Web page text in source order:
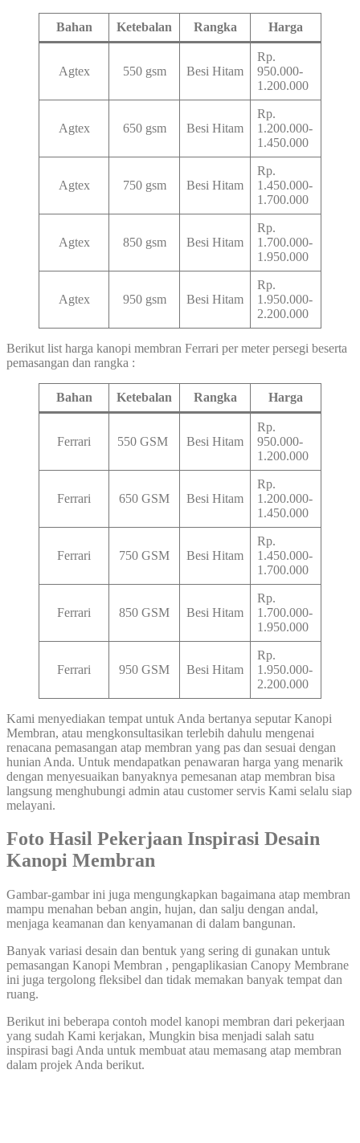
Bahan Ketebalan Rangka Harga
Agtex 550 gsm Besi Hitam
Rp.
950.000-
1.200.000
Agtex 650 gsm Besi Hitam
Rp.
1.200.000-
1.450.000
Agtex 750 gsm Besi Hitam
Rp.
1.450.000-
1.700.000
Agtex 850 gsm Besi Hitam
Rp.
1.700.000-
1.950.000
Agtex 950 gsm Besi Hitam
Rp.
1.950.000-
2.200.000
Berikut list harga kanopi membran Ferrari per meter persegi beserta
pemasangan dan rangka :
Bahan Ketebalan Rangka Harga
Ferrari 550 GSM Besi Hitam
Rp.
950.000-
1.200.000
Ferrari 650 GSM Besi Hitam
Rp.
1.200.000-
1.450.000
Ferrari 750 GSM Besi Hitam
Rp.
1.450.000-
1.700.000
Ferrari 850 GSM Besi Hitam
Rp.
1.700.000-
1.950.000
Ferrari 950 GSM Besi Hitam
Rp.
1.950.000-
2.200.000
Kami menyediakan tempat untuk Anda bertanya seputar Kanopi
Membran, atau mengkonsultasikan terlebih dahulu mengenai
renacana pemasangan atap membran yang pas dan sesuai dengan
hunian Anda. Untuk mendapatkan penawaran harga yang menarik
dengan menyesuaikan banyaknya pemesanan atap membran bisa
langsung menghubungi admin atau customer servis Kami selalu siap
melayani.
Foto Hasil Pekerjaan Inspirasi Desain
Kanopi Membran
Gambar-gambar ini juga mengungkapkan bagaimana atap membran
mampu menahan beban angin, hujan, dan salju dengan andal,
menjaga keamanan dan kenyamanan di dalam bangunan.
Banyak variasi desain dan bentuk yang sering di gunakan untuk
pemasangan Kanopi Membran , pengaplikasian Canopy Membrane
ini juga tergolong fleksibel dan tidak memakan banyak tempat dan
ruang.
Berikut ini beberapa contoh model kanopi membran dari pekerjaan
yang sudah Kami kerjakan, Mungkin bisa menjadi salah satu
inspirasi bagi Anda untuk membuat atau memasang atap membran
dalam projek Anda berikut.